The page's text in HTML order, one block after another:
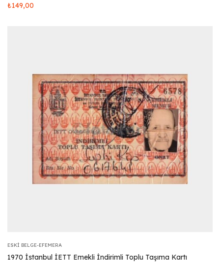
₺149,00
ESKI BELGE-EFEMERA
1970 İstanbul İETT Emekli İndirimli Toplu Taşıma Kartı